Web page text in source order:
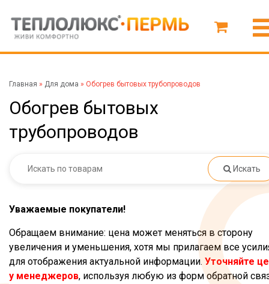
Главная » Для дома » Обогрев бытовых трубопроводов
Обогрев бытовых
трубопроводов
Искать
Уважаемые покупатели!
Обращаем внимание: цена может меняться в сторону
увеличения и уменьшения, хотя мы прилагаем все
для отображения актуальной информации. Уточняйте
у менеджеров, используя любую из форм обратной